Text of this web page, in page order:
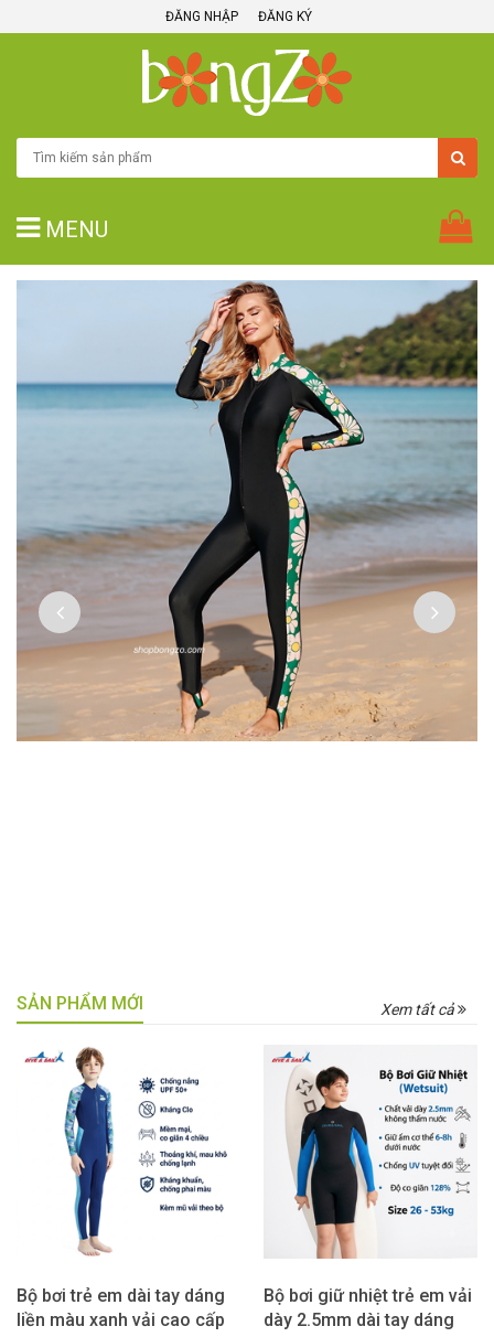
ĐĂNG NHẬP ĐĂNG KÝ
MENU
SẢN PHẨM MỚI Xem tất cả
Bộ bơi trẻ em dài tay dáng
liền màu xanh vải cao cấp
Bộ bơi giữ nhiệt trẻ em vải
dày 2.5mm dài tay dáng